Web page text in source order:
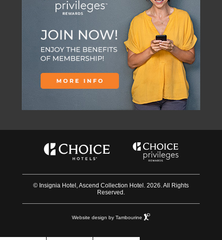
© Insignia Hotel, Ascend Collection Hotel. 2026. All Rights
Reserved.
Website design by Tambourine